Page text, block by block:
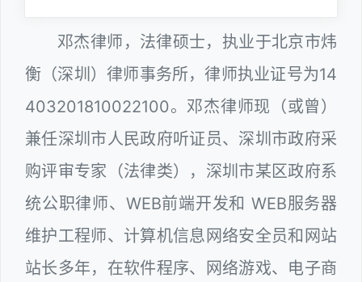
邓杰律师，法律硕士，执业于北京市炜
衡（深圳）律师事务所，律师执业证号为14
403201810022100。邓杰律师现（或曾）
兼任深圳市人民政府听证员、深圳市政府采
购评审专家（法律类），深圳市某区政府系
统公职律师、WEB前端开发和 WEB服务器
维护工程师、计算机信息网络安全员和网站
站长多年，在软件程序、网络游戏、电子商